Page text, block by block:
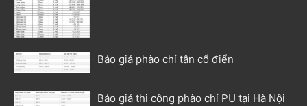
Báo giá phào chỉ tân cổ điển
Báo giá thi công phào chỉ PU tại Hà Nội